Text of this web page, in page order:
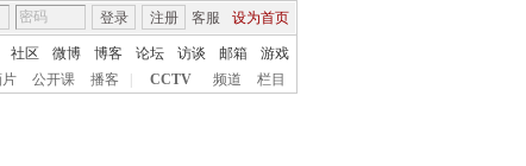
客服 设为首页
登录 注册
社区 微博 博客 论坛 访谈 邮箱
游戏
公开课 播客 CCTV 频道 栏目